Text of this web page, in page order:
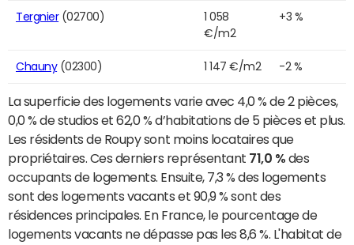
Tergnier(02700)
1 058
€/m2
+3 %
Chauny(02300) 1 147 €/m2 -2 %
La superficie des logements varie avec 4,0 % de 2 pièces,
0,0 % de studios et 62,0 % d’habitations de 5 pièces et plus.
Les résidents de Roupy sont moins locataires que
propriétaires. Ces derniers représentant 71,0 % des
occupants de logements. Ensuite, 7,3 % des logements
sont des logements vacants et 90,9 % sont des
résidences principales. En France, le pourcentage de
logements vacants ne dépasse pas les 8,6 %. L'habitat de